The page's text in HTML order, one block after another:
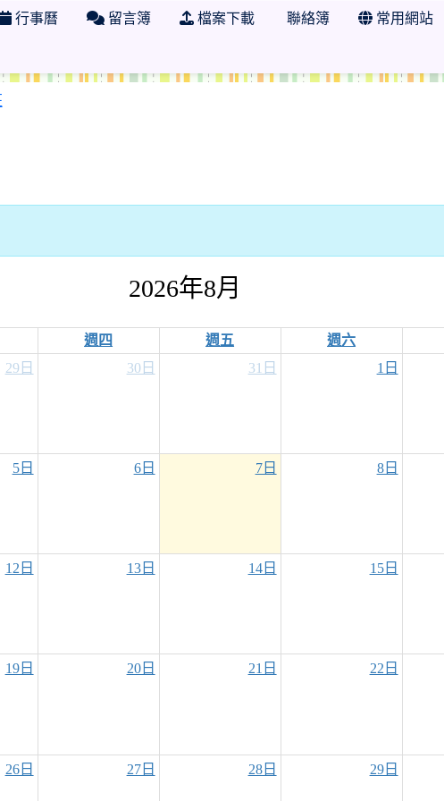
行事曆 留言簿 檔案下載 聯絡簿 常用網站
109 學年度 臺南市市立日新國小四年五班
2026年8月
週四 週五
週六
29日 30日 31日 1日
5日 6日 7日 8日
12日 13日 14日 15日
19日 20日 21日 22日
26日 27日 28日 29日